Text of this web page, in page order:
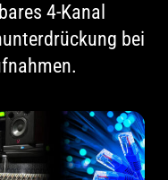
4-Kanal
bei